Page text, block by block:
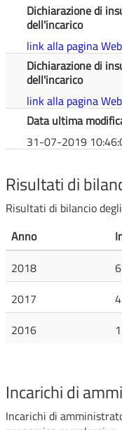
Dichiarazione di
dell'incarico
link alla pagina
Dichiarazione di
dell'incarico
link alla pagina
Data ultima
31-07-2019
Risultati di
Risultati di bilancio
Anno
2018
2017
2016
Incarichi di
Incarichi di